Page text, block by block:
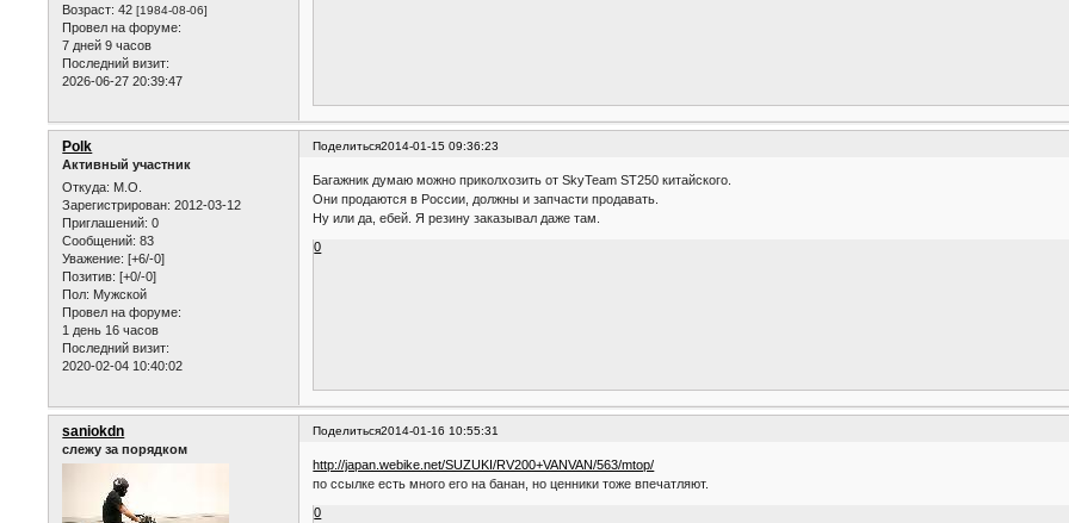
Возраст: 42[1984-08-06]
Провел на форуме:
7 дней 9 часов
Последний визит:
2026-06-27 20:39:47
Поделиться2014-01-15 09:36:23
Polk
Активный участник
Откуда: М.О.
Зарегистрирован: 2012-03-12
Приглашений: 0
Сообщений: 83
Уважение: [+6/-0]
Позитив: [+0/-0]
Пол: Мужской
Провел на форуме:
1 день 16 часов
Последний визит:
2020-02-04 10:40:02
Багажник думаю можно приколхозить от SkyTeam ST250 китайского.
Они продаются в России, должны и запчасти продавать.
Ну или да, ебей. Я резину заказывал даже там.
0
Поделиться2014-01-16 10:55:31
saniokdn
слежу за порядком
http://japan.webike.net/SUZUKI/RV200+VANVAN/563/mtop/
по ссылке есть много его на банан, но ценники тоже впечатляют.
0